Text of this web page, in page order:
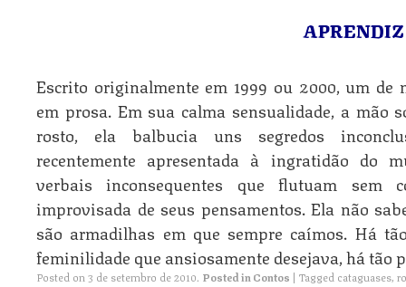
Escrito originalmente em 1999 ou 2000, um
em prosa. Em sua calma sensualidade, a mão
rosto, ela balbucia uns segredos
recentemente apresentada à ingratidão do
verbais inconsequentes que flutuam sem
improvisada de seus pensamentos. Ela não
são armadilhas em que sempre caímos. Há
feminilidade que ansiosamente desejava, há tão
Posted on3 de setembro de 2010. Posted inContos | Tagged cataguases,